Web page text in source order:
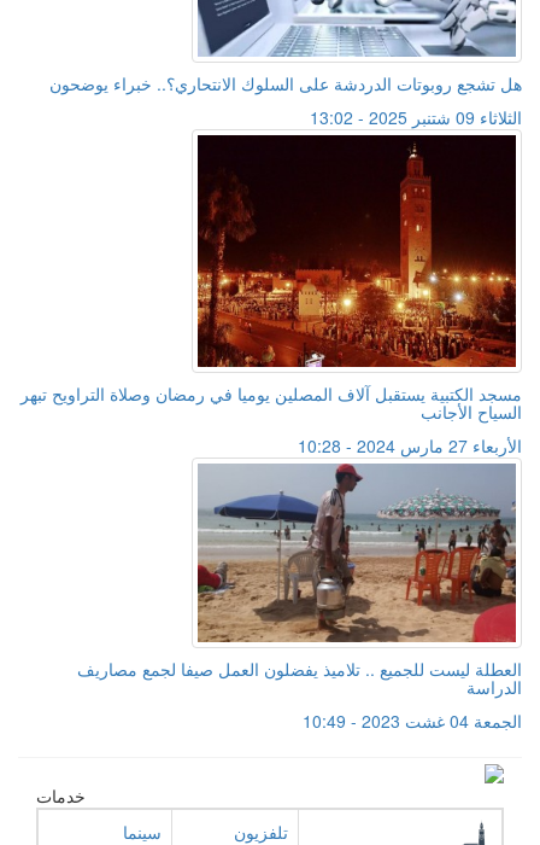
هل تشجع روبوتات الدردشة على السلوك الانتحاري؟.. خبراء يوضحون
الثلاثاء 09 شتنبر 2025 - 13:02
مسجد الكتبية يستقبل آلاف المصلين يوميا في رمضان وصلاة التراويح تبهر
السياح الأجانب
الأربعاء 27 مارس 2024 - 10:28
العطلة ليست للجميع .. تلاميذ يفضلون العمل صيفا لجمع مصاريف
الدراسة
الجمعة 04 غشت 2023 - 10:49
خدمات
تلفزيون سينما